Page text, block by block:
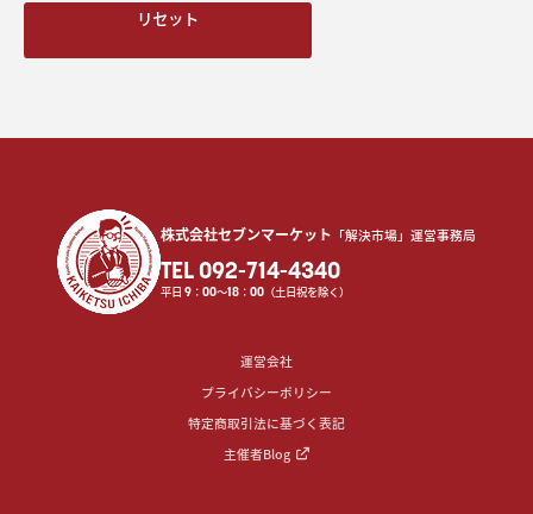
リセット
株式会社セブンマーケット 「解決市場」運営事務局
TEL 092-714-4340
平日9 ：00〜18 ：00 （土日祝を除く）
運営会社
プライバシーポリシー
特定商取引法に基づく表記
主催者Blog